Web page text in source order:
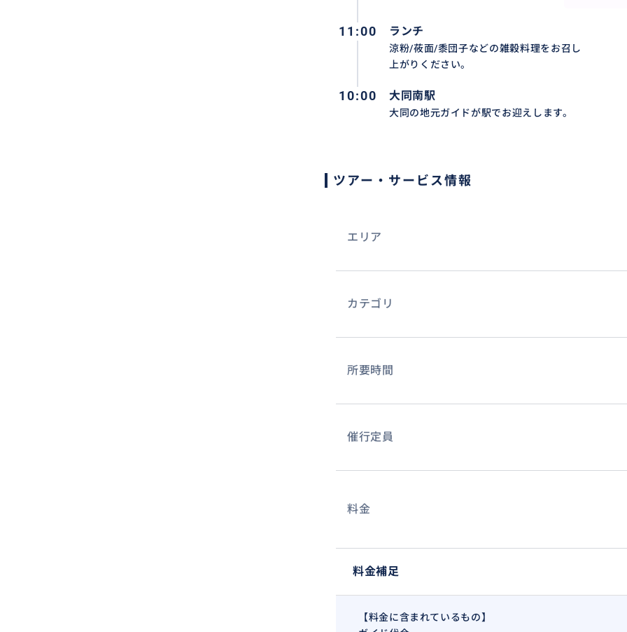
山西省名物の刀削麺など名物料理含む4回の食事付き
11:00 ランチ
涼粉/莜面/黍団子などの雑穀料理をお召し
上がりください。
10:00 大同南駅
大同の地元ガイドが駅でお迎えします。
ツアー・サービス情報
エリア
カテゴリ
所要時間
催行定員
料金
料金補足
【料金に含まれているもの】